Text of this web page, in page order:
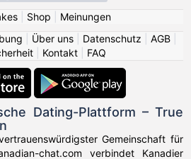
| Shop
Meinungen
Über uns Datenschutz AGB
Kontakt FAQ
Dating-Plattform – True
Gemeinschaft für
chat.com verbindet Kanadier